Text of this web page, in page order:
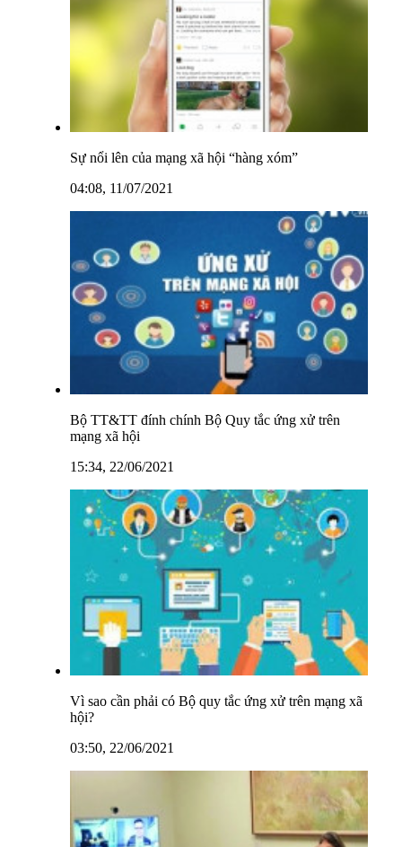
Sự nổi lên của mạng xã hội “hàng xóm”
04:08, 11/07/2021
Bộ TT&TT đính chính Bộ Quy tắc ứng xử trên
mạng xã hội
15:34, 22/06/2021
Vì sao cần phải có Bộ quy tắc ứng xử trên mạng xã
hội?
03:50, 22/06/2021